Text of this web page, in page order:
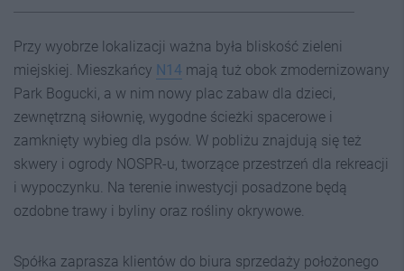
Przy wyobrze lokalizacji ważna była bliskość zieleni
miejskiej. Mieszkańcy N14 mają tuż obok zmodernizowany
Park Bogucki, a w nim nowy plac zabaw dla dzieci,
zewnętrzną siłownię, wygodne ścieżki spacerowe i
zamknięty wybieg dla psów. W pobliżu znajdują się też
skwery i ogrody NOSPR-u, tworzące przestrzeń dla rekreacji
i wypoczynku. Na terenie inwestycji posadzone będą
ozdobne trawy i byliny oraz rośliny okrywowe.
Spółka zaprasza klientów do biura sprzedaży położonego